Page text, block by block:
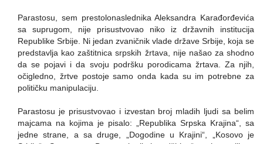
Parastosu, sem prestolonaslednika Aleksandra Karađorđevića
sa suprugom, nije prisustvovao niko iz državnih institucija
Republike Srbije. Ni jedan zvaničnik vlade države Srbije, koja se
predstavlja kao zaštitnica srpskih žrtava, nije našao za shodno
da se pojavi i da svoju podršku porodicama žrtava. Za njih,
očigledno, žrtve postoje samo onda kada su im potrebne za
političku manipulaciju.
Parastosu je prisustvovao i izvestan broj mladih ljudi sa belim
majcama na kojima je pisalo: „Republika Srpska Krajina“, sa
jedne strane, a sa druge, „Dogodine u Krajini“, „Kosovo je